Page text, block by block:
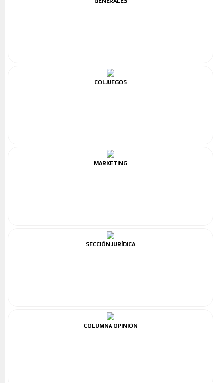
COLJUEGOS
MARKETING
SECCIÓN JURÍDICA
COLUMNA OPINIÓN